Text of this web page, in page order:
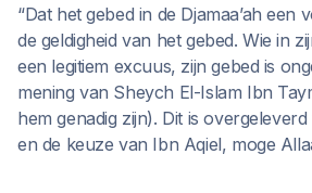
“Dat het gebed in de Djamaa’ah een
de geldigheid van het gebed. Wie in
een legitiem excuus, zijn gebed is
mening van Sheych El-Islam Ibn
hem genadig zijn). Dit is
en de keuze van Ibn Aqiel, moge